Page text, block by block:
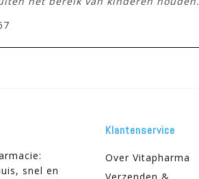
snel en
Klantenservice
Over Vitapharma
Verzenden &